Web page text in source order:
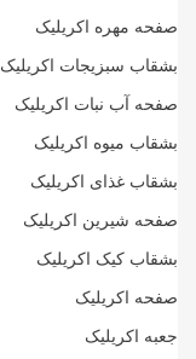
صفحه مهره اکریلیک
بشقاب سبزیجات اکریلیک
صفحه آب نبات اکریلیک
بشقاب میوه اکریلیک
بشقاب غذای اکریلیک
صفحه شیرین اکریلیک
بشقاب کیک اکریلیک
صفحه اکریلیک
جعبه اکریلیک